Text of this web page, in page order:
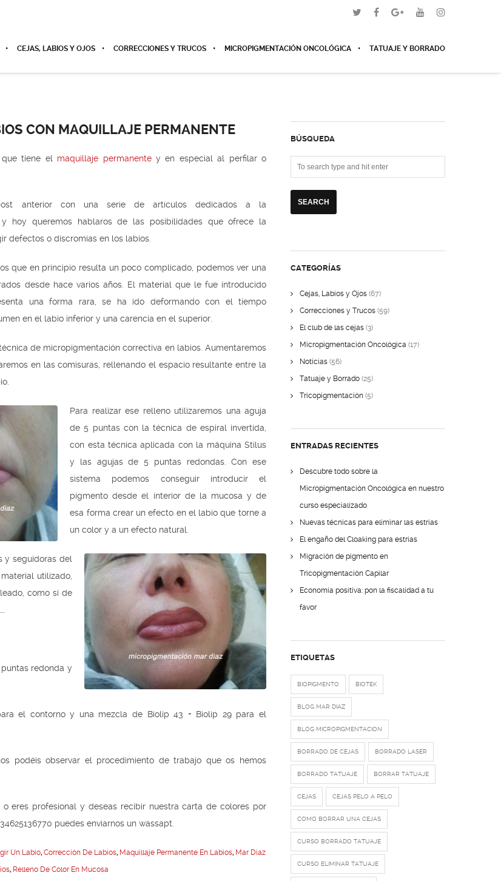
CEJAS, LABIOS Y OJOS CORRECCIONES Y TRUCOS MICROPIGMENTACIÓN ONCOLÓGICA TATUAJE Y BORRADO
CON MAQUILLAJE PERMANENTE
tiene el maquillaje permanente y en especial al perfilar o
anterior con una serie de artículos dedicados a la
hoy queremos hablaros de las posibilidades que ofrece la
defectos o discromías en los labios.
que en principio resulta un poco complicado, podemos ver una
desde hace varios años. El material que le fue introducido
una forma rara, se ha ido deformando con el tiempo
en el labio inferior y una carencia en el superior.
de micropigmentación correctiva en labios. Aumentaremos
en las comisuras, rellenando el espacio resultante entre la
Para realizar ese relleno utilizaremos una aguja
de 5 puntas con la técnica de espiral invertida,
con esta técnica aplicada con la máquina Stilus
y las agujas de 5 puntas redondas. Con ese
sistema podemos conseguir introducir el
pigmento desde el interior de la mucosa y de
esa forma crear un efecto en el labio que torne a
un color y a un efecto natural.
y seguidoras del
utilizado,
como si de
redonda y
el contorno y una mezcla de Biolip 43 + Biolip 29 para el
podéis observar el procedimiento de trabajo que os hemos
eres profesional y deseas recibir nuestra carta de colores por
puedes enviarnos un wassapt.
Un Labio,Corrección De Labios, Maquillaje Permanente En Labios, Mar Diaz
, Relleno De Color En Mucosa
BÚSQUEDA
CATEGORÍAS
Cejas, Labios y Ojos (67)
Correcciones y Trucos (59)
El club de las cejas (3)
Micropigmentación Oncológica (17)
Noticias (56)
Tatuaje y Borrado (25)
Tricopigmentación (5)
ENTRADAS RECIENTES
Descubre todo sobre la
Micropigmentación Oncológica en nuestro
curso especializado
Nuevas técnicas para eliminar las estrías
El engaño del Cloaking para estrías
Migración de pigmento en
Tricopigmentación Capilar
Economía positiva: pon la fiscalidad a tu
favor
ETIQUETAS
BIOPIGMENTO BIOTEK
BLOG MAR DIAZ
BLOG MICROPIGMENTACION
BORRADO DE CEJAS BORRADO LASER
BORRADO TATUAJE BORRAR TATUAJE
CEJAS CEJAS PELO A PELO
COMO BORRAR UNA CEJAS
CURSO BORRADO TATUAJE
CURSO ELIMINAR TATUAJE